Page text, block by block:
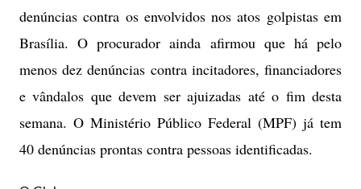
denúncias contra os envolvidos nos atos golpistas em
Brasília. O procurador ainda afirmou que há pelo
menos dez denúncias contra incitadores, financiadores
e vândalos que devem ser ajuizadas até o fim desta
semana. O Ministério Público Federal (MPF) já tem
40 denúncias prontas contra pessoas identificadas.